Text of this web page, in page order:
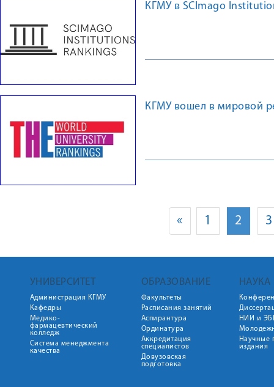
КГМУ в SCImago
КГМУ вошел в мировой
« 1 2 3
УНИВЕРСИТЕТ
Администрация КГМУ
Кафедры
Медико-
фармацевтический
колледж
Система менеджмента
качества
ОБРАЗОВАНИЕ
Факультеты
Расписания занятий
Аспирантура
Ординатура
Аккредитация
специалистов
Довузовская
подготовка
НАУКА
НИИ и
Научные
издания